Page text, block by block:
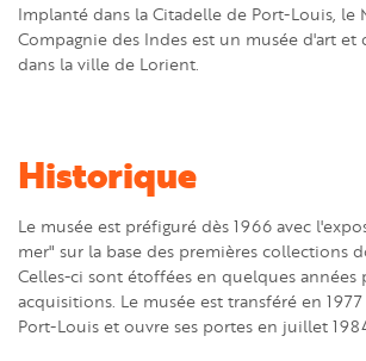
Implanté dans la Citadelle de Port-Louis, le
Compagnie des Indes est un musée d'art et
dans la ville de Lorient.
Historique
Le musée est préfiguré dès 1966 avec
mer" sur la base des premières collections
Celles-ci sont étoffées en quelques années
acquisitions. Le musée est transféré en
Port-Louis et ouvre ses portes en juillet